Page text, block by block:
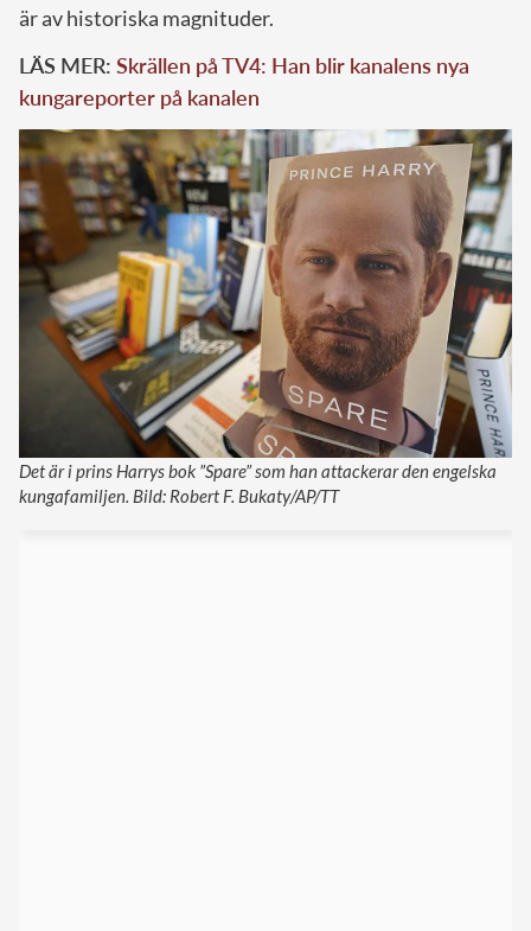
är av historiska magnituder.
LÄS MER: Skrällen på TV4: Han blir kanalens nya
kungareporter på kanalen
Det är i prins Harrys bok ”Spare” som han attackerar den engelska
kungafamiljen. Bild: Robert F. Bukaty/AP/TT